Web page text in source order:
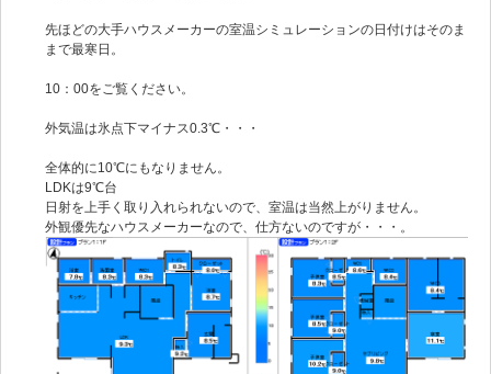
先ほどの大手ハウスメーカーの室温シミュレーションの日付けはそのま
まで最寒日。
10：00をご覧ください。
外気温は氷点下マイナス0.3℃・・・
全体的に10℃にもなりません。
LDKは9℃台
日射を上手く取り入れられないので、室温は当然上がりません。
外観優先なハウスメーカーなので、仕方ないのですが・・・。